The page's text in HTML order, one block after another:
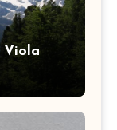
Viola